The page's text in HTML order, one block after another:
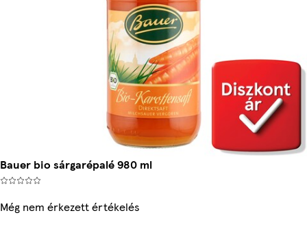
Bauer bio sárgarépalé 980 ml
Még nem érkezett értékelés